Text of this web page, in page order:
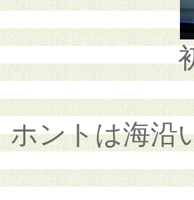
ホントは海沿